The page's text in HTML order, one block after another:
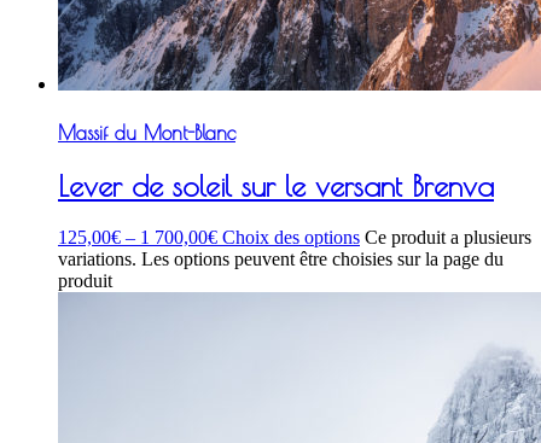
Massif du Mont-Blanc
Lever de soleil sur le versant Brenva
125,00€ – 1 700,00€ Choix des options Ce produit a plusieurs
variations. Les options peuvent être choisies sur la page du
produit